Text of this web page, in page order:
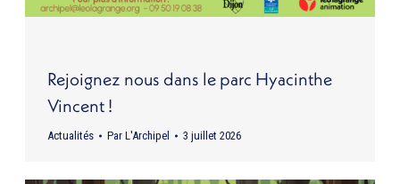
Rejoignez nous dans le parc Hyacinthe
Vincent !
Actualités Par L'Archipel 3 juillet 2026